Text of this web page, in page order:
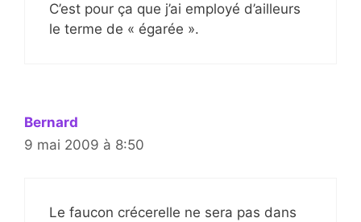
C’est pour ça que j’ai employé d’ailleurs
le terme de « égarée ».
Bernard
9 mai 2009 à 8:50
Le faucon crécerelle ne sera pas dans